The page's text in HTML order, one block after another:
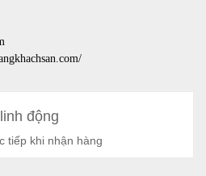
động
tiếp khi nhận hàng